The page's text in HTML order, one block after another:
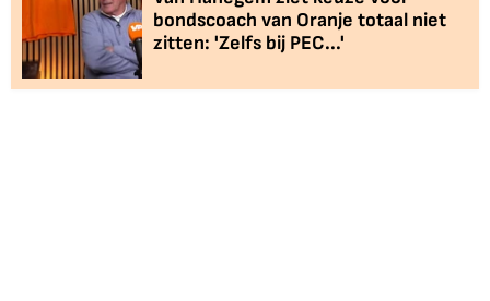
bondscoach van Oranje totaal niet
zitten: 'Zelfs bij PEC...'